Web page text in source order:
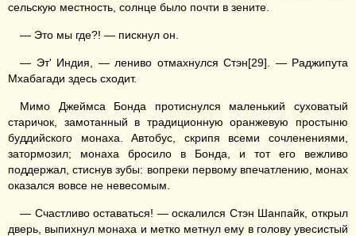
сельскую местность, солнце было почти в зените.
— Это мы где?! — пискнул он.
— Эт' Индия, — лениво отмахнулся Стэн[29]. — Раджипута
Мхабагади здесь сходит.
Мимо Джеймса Бонда протиснулся маленький суховатый
старичок, замотанный в традиционную оранжевую простыню
буддийского монаха. Автобус, скрипя всеми сочленениями,
затормозил; монаха бросило в Бонда, и тот его вежливо
поддержал, стиснув зубы: вопреки первому впечатлению, монах
оказался вовсе не невесомым.
— Счастливо оставаться! — оскалился Стэн Шанпайк, открыл
дверь, выпихнул монаха и метко метнул ему в голову увесистый